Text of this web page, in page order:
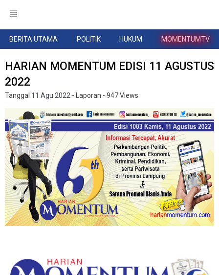
BERITA UTAMA POLITIK HUKUM MOMENTUMTV
HARIAN MOMENTUM EDISI 11 AGUSTUS
2022
Tanggal 11 Agu 2022 - Laporan - 947 Views